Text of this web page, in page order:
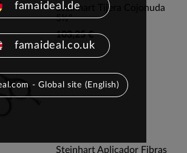
Steinhart Tijera Cojonuda
5½"
103,25 €
Steinhart Aplicador Fibras
famaideal.de
famaideal.co.uk
- Global site (English)